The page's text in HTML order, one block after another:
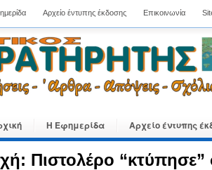
Αρχείο έντυπης έκδοσης Επικοινωνία
Η Εφημερίδα Αρχείο έντυπης
Πιστολέρο “κτύπησε”